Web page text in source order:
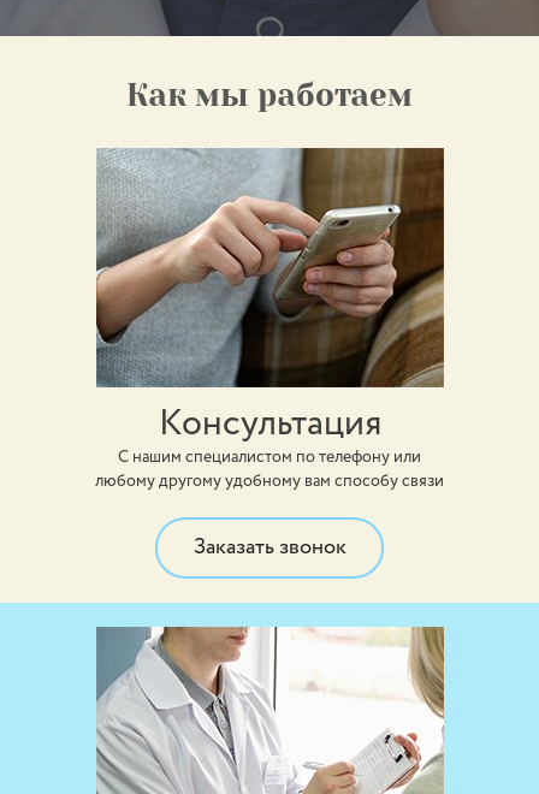
Как мы работаем
Консультация
С нашим специалистом по телефону или
любому другому удобному вам способу связи
Заказать звонок